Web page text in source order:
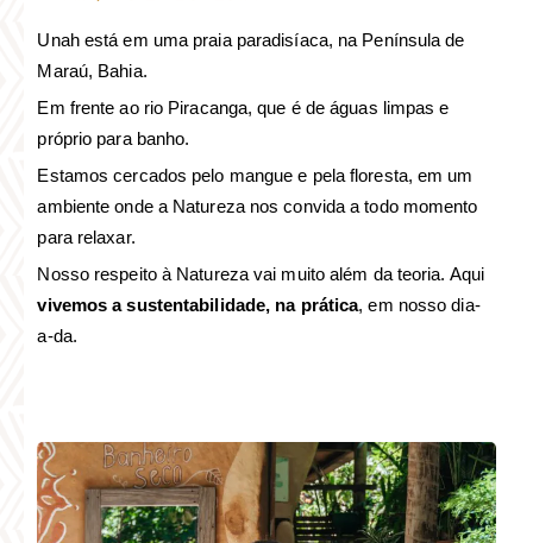
Unah está em uma praia paradisíaca, na Península de
Maraú, Bahia.
Em frente ao rio Piracanga, que é de águas limpas e
próprio para banho.
Estamos cercados pelo mangue e pela floresta, em um
ambiente onde a Natureza nos convida a todo momento
para relaxar.
Nosso respeito à Natureza vai muito além da teoria. Aqui
vivemos a sustentabilidade, na prática, em nosso dia-
a-da.